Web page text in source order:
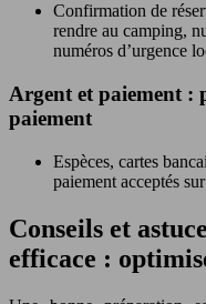
Confirmation de
rendre au camping,
numéros d’urgence
Argent et paiement :
paiement
Espèces, cartes
paiement acceptés
Conseils et
efficace :